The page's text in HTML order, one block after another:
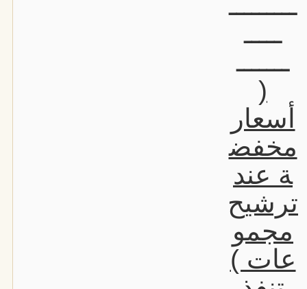
ـــــ
ـــــــ
(
أسعار
مخفض
ة عند
ترشيح
مجمو
عات )